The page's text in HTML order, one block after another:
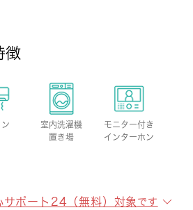
徴
ン
室内洗濯機
置き場
モニター付き
インターホン
サポート24（無料）対象 です